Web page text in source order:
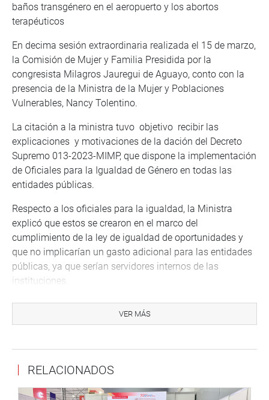
baños transgénero en el aeropuerto y los abortos
terapéuticos
En decima sesión extraordinaria realizada el 15 de marzo,
la Comisión de Mujer y Familia Presidida por la
congresista Milagros Jauregui de Aguayo, conto con la
presencia de la Ministra de la Mujer y Poblaciones
Vulnerables, Nancy Tolentino.
La citación a la ministra tuvo objetivo recibir las
explicaciones y motivaciones de la dación del Decreto
Supremo 013-2023-MIMP, que dispone la implementación
de Oficiales para la Igualdad de Género en todas las
entidades públicas.
Respecto a los oficiales para la igualdad, la Ministra
explicó que estos se crearon en el marco del
cumplimiento de la ley de igualdad de oportunidades y
que no implicarían un gasto adicional para las entidades
públicas, ya que serían servidores internos de las
instituciones.
Sin embargo, no se detalló cómo se cubriría la deficiencia
de horas de estos delegados, el costo que ello implicaría,
preocupación por la implementación en el aeropuerto
Jorge Chávez de los baños transgeneros.
VER MÁS
RELACIONADOS